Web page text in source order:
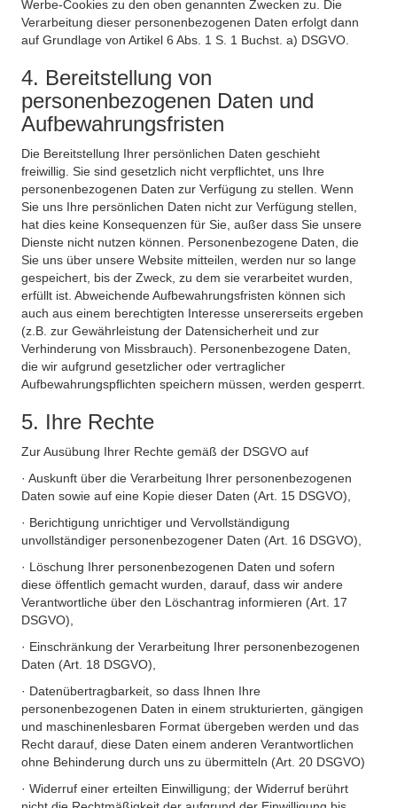
Werbe-Cookies zu den oben genannten Zwecken zu. Die
Verarbeitung dieser personenbezogenen Daten erfolgt dann
auf Grundlage von Artikel 6 Abs. 1 S. 1 Buchst. a) DSGVO.
4. Bereitstellung von
personenbezogenen Daten und
Aufbewahrungsfristen
Die Bereitstellung Ihrer persönlichen Daten geschieht
freiwillig. Sie sind gesetzlich nicht verpflichtet, uns Ihre
personenbezogenen Daten zur Verfügung zu stellen. Wenn
Sie uns Ihre persönlichen Daten nicht zur Verfügung stellen,
hat dies keine Konsequenzen für Sie, außer dass Sie unsere
Dienste nicht nutzen können. Personenbezogene Daten, die
Sie uns über unsere Website mitteilen, werden nur so lange
gespeichert, bis der Zweck, zu dem sie verarbeitet wurden,
erfüllt ist. Abweichende Aufbewahrungsfristen können sich
auch aus einem berechtigten Interesse unsererseits ergeben
(z.B. zur Gewährleistung der Datensicherheit und zur
Verhinderung von Missbrauch). Personenbezogene Daten,
die wir aufgrund gesetzlicher oder vertraglicher
Aufbewahrungspflichten speichern müssen, werden gesperrt.
5. Ihre Rechte
Zur Ausübung Ihrer Rechte gemäß der DSGVO auf
· Auskunft über die Verarbeitung Ihrer personenbezogenen
Daten sowie auf eine Kopie dieser Daten (Art. 15 DSGVO),
· Berichtigung unrichtiger und Vervollständigung
unvollständiger personenbezogener Daten (Art. 16 DSGVO),
· Löschung Ihrer personenbezogenen Daten und sofern
diese öffentlich gemacht wurden, darauf, dass wir andere
Verantwortliche über den Löschantrag informieren (Art. 17
DSGVO),
· Einschränkung der Verarbeitung Ihrer personenbezogenen
Daten (Art. 18 DSGVO),
· Datenübertragbarkeit, so dass Ihnen Ihre
personenbezogenen Daten in einem strukturierten, gängigen
und maschinenlesbaren Format übergeben werden und das
Recht darauf, diese Daten einem anderen Verantwortlichen
ohne Behinderung durch uns zu übermitteln (Art. 20 DSGVO)
· Widerruf einer erteilten Einwilligung; der Widerruf berührt